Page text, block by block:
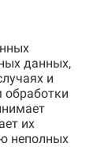
данных,
и
обработки
их
неполных